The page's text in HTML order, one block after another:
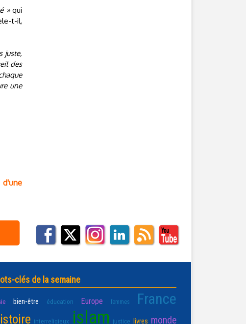
»qui
t-il,
juste,
des
une
clés de la semaine
bien-être éducation Europe femmes France
interreligieux islam justice livres monde